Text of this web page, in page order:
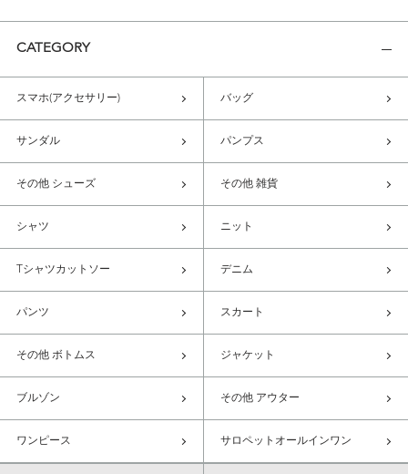
CATEGORY
スマホ(アクセサリー) バッグ
サンダル パンプス
その他 シューズ その他 雑貨
シャツ ニット
Tシャツカットソー デニム
パンツ スカート
その他 ボトムス ジャケット
ブルゾン その他 アウター
ワンピース サロペットオールインワン